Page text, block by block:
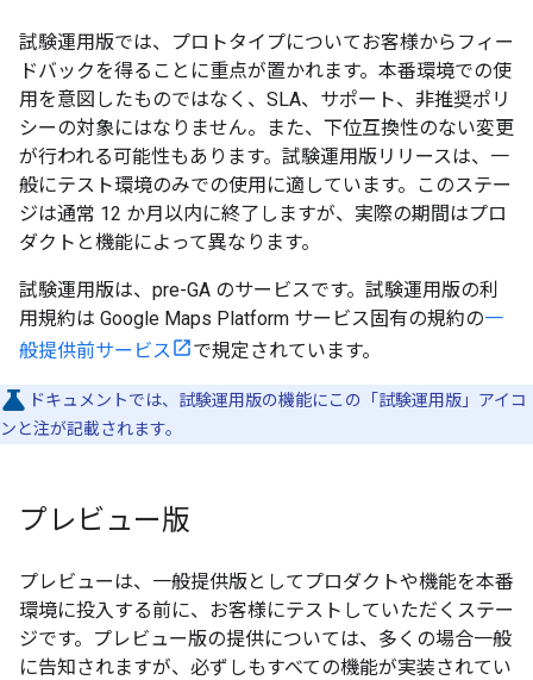
試験運用版では、プロトタイプについてお客様からフィー
ドバックを得ることに重点が置かれます。本番環境での使
用を意図したものではなく、SLA、サポート、非推奨ポリ
シーの対象にはなりません。また、下位互換性のない変更
が行われる可能性もあります。試験運用版リリースは、一
般にテスト環境のみでの使用に適しています。このステー
ジは通常 12 か月以内に終了しますが、実際の期間はプロ
ダクトと機能によって異なります。
試験運用版は、pre-GA のサービスです。試験運用版の利
用規約は Google Maps Platform サービス固有の規約の一
般提供前サービス
で規定されています。
ドキュメントでは、試験運用版の機能にこの「試験運用版」アイコ
ンと注が記載されます。
プレビュー版
プレビューは、一般提供版としてプロダクトや機能を本番
環境に投入する前に、お客様にテストしていただくステー
ジです。プレビュー版の提供については、多くの場合一般
に告知されますが、必ずしもすべての機能が実装されてい